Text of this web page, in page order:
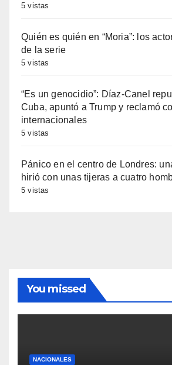
5 vistas
Quién es quién en “Moria”: los
de la serie
5 vistas
“Es un genocidio”: Díaz-Canel
Cuba, apuntó a Trump y reclamó
internacionales
5 vistas
Pánico en el centro de Londres:
hirió con unas tijeras a cuatro
5 vistas
You missed
NACIONALES